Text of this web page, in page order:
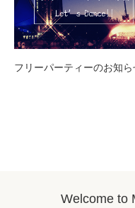
フリーパーティーのお知ら
Welcome to